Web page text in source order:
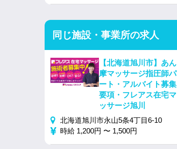
同じ施設・事業所の求人
【北海道旭川市】あん
摩マッサージ指圧師パ
ート・アルバイト募集
要項・フレアス在宅マ
ッサージ旭川
北海道旭川市永山5条4丁目6-10
時給 1,200円 〜 1,500円